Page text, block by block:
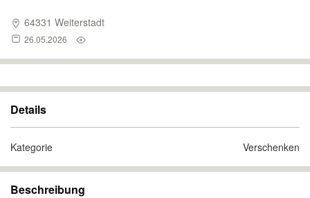
64331 Weiterstadt
26.05.2026
Details
Kategorie Verschenken
Beschreibung